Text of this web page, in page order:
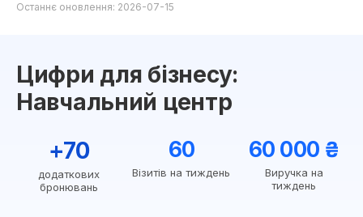
Останнє оновлення: 2026-07-15
Цифри для бізнесу:
Навчальний центр
+70
додаткових
бронювань
60
Візитів на тиждень
60 000 ₴
Виручка на
тиждень